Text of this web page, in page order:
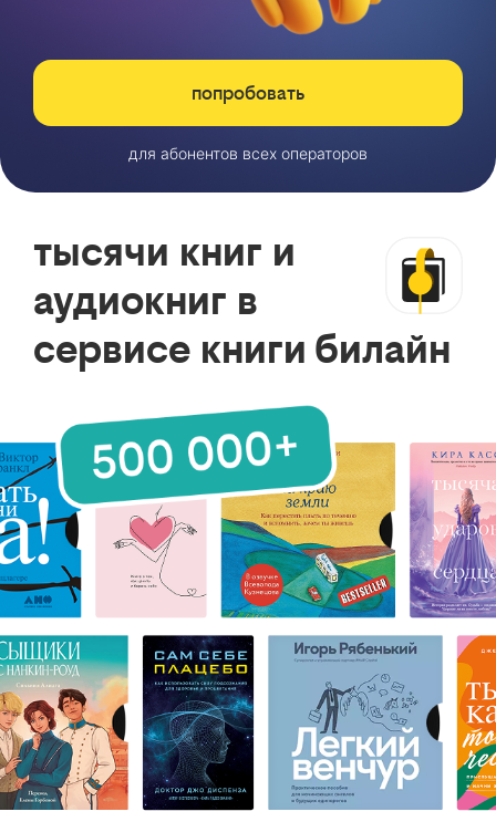
попробовать
для абонентов всех операторов
тысячи книг и
аудиокниг в
сервисе книги билайн